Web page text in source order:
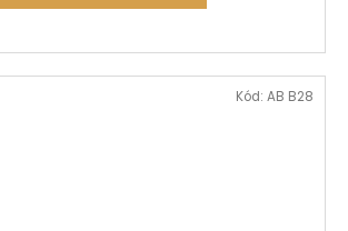
Kód: AB B28